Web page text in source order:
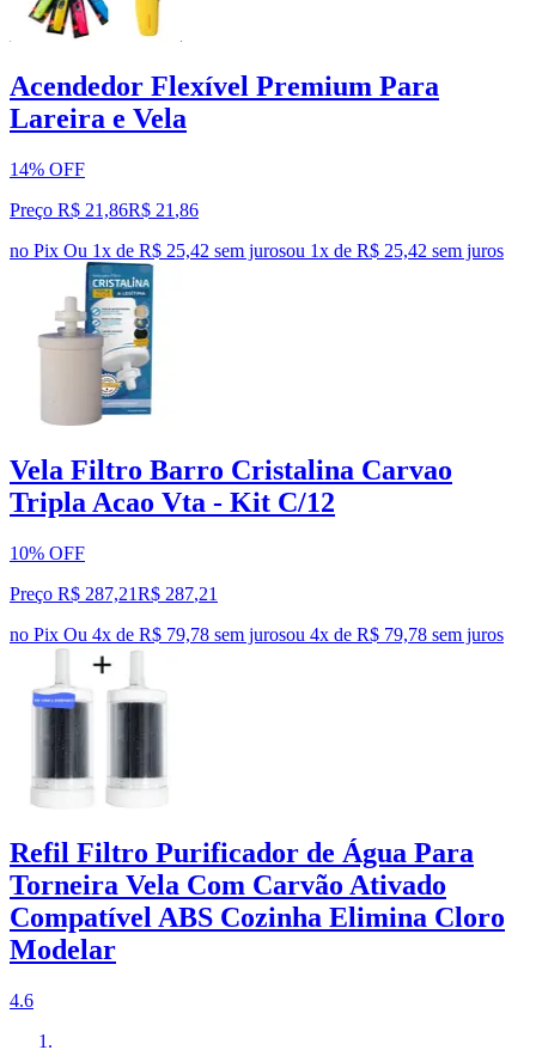
Acendedor Flexível Premium Para
Lareira e Vela
14% OFF
Preço R$ 21,86R$ 21 ,86
no Pix Ou 1x de R$ 25,42 sem jurosou 1x de R$ 25,42 sem juros
Vela Filtro Barro Cristalina Carvao
Tripla Acao Vta - Kit C/12
10% OFF
Preço R$ 287,21R$ 287,21
no Pix Ou 4x de R$ 79,78 sem jurosou 4x de R$ 79,78 sem juros
Refil Filtro Purificador de Água Para
Torneira Vela Com Carvão Ativado
Compatível ABS Cozinha Elimina Cloro
Modelar
4.6